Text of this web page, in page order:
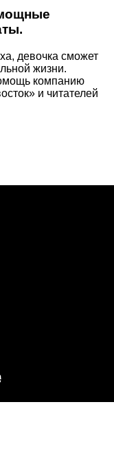
девочка сможет
жизни.
компанию
и читателей